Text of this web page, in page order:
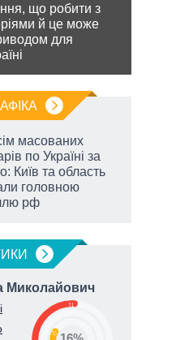
що робити з
й це може
для
масованих
по Україні за
Київ та область
головною
рф
Миколайович
51
33